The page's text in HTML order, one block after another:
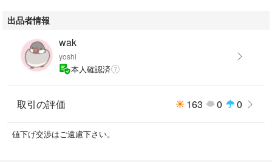
出品者情報
wak
yoshi
本人確認済
取引の評価 163 0 0
値下げ交渉はご遠慮下さい。